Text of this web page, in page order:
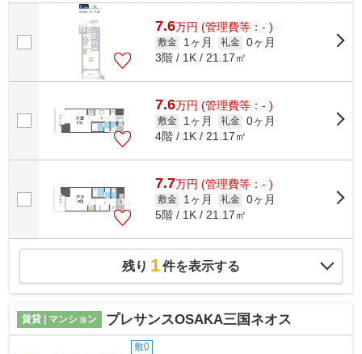
どが揃っており、とても充実していま...
7.6万円 (管理費等：- )
敷金 1ヶ月 礼金 0ヶ月
3階 / 1K / 21.17㎡
7.6万円 (管理費等：- )
敷金 1ヶ月 礼金 0ヶ月
4階 / 1K / 21.17㎡
7.7万円 (管理費等：- )
敷金 1ヶ月 礼金 0ヶ月
5階 / 1K / 21.17㎡
残り 1件を表示する
賃貸 | マンション プレサンスOSAKA三国ネオス
敷0